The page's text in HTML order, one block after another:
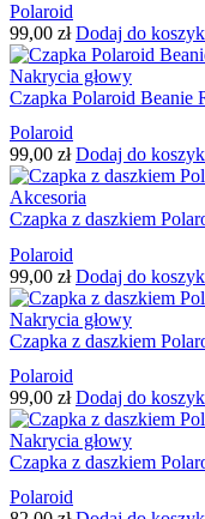
Polaroid
99,00 zł Dodaj do
Nakrycia głowy
Czapka Polaroid Beanie
Polaroid
99,00 zł Dodaj do
Akcesoria
Czapka z daszkiem
Polaroid
99,00 zł Dodaj do
Nakrycia głowy
Czapka z daszkiem
Polaroid
99,00 zł Dodaj do
Nakrycia głowy
Czapka z daszkiem
Polaroid